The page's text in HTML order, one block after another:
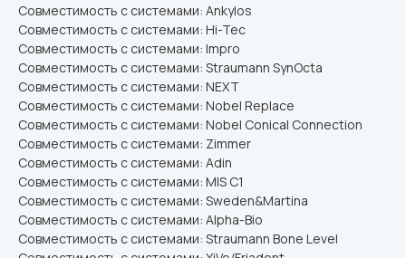
Совместимость с системами: Ankylos
Совместимость с системами: Hi-Tec
Совместимость с системами: Impro
Совместимость с системами: Straumann SynOcta
Совместимость с системами: NEXT
Совместимость с системами: Nobel Replace
Совместимость с системами: Nobel Conical Connection
Совместимость с системами: Zimmer
Совместимость с системами: Adin
Совместимость с системами: MIS C1
Совместимость с системами: Sweden&Martina
Совместимость с системами: Alpha-Bio
Совместимость с системами: Straumann Bone Level